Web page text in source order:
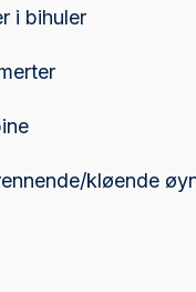
i bihuler
kløende